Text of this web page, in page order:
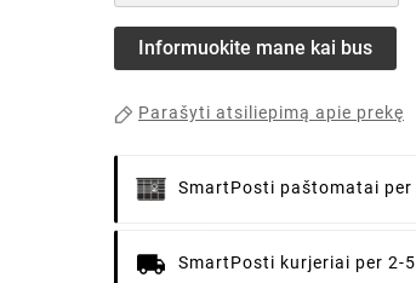
Informuokite mane kai bus
Parašyti atsiliepimą apie prekę
SmartPosti paštomatai
SmartPosti kurjeriai per 2-